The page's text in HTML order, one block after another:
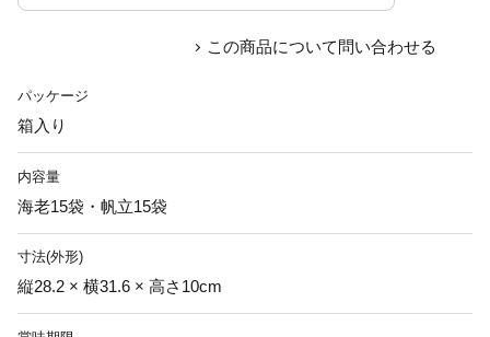
この商品について問い合わせる
パッケージ
箱入り
内容量
海老15袋・帆立15袋
寸法(外形)
縦28.2 × 横31.6 × 高さ10cm